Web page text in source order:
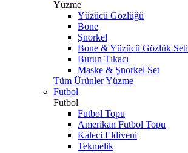
Yüzme
Yüzücü Gözlüğü
Bone
Şnorkel
Bone & Yüzücü Gözlük Seti
Burun Tıkacı
Maske & Şnorkel Set
Tüm Ürünler Yüzme
Futbol
Futbol
Futbol Topu
Amerikan Futbol Topu
Kaleci Eldiveni
Tekmelik